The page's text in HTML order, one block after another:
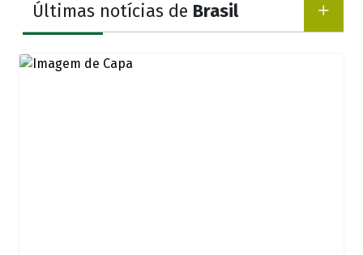
Últimas notícias de Brasil